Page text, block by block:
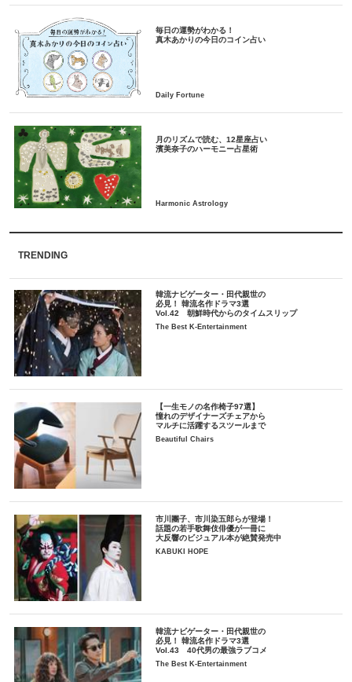
毎日の運勢がわかる！
月のリズムで読む、12星座占い
TRENDING
韓流ナビゲーター・田代親世の
必見！ 韓流名作ドラマ3選
Vol.42 朝鮮時代からのタイムスリップ
The Best K-Entertainment
【一生モノの名作椅子97選】
憧れのデザイナーズチェアから
マルチに活躍するスツールまで
Beautiful Chairs
市川團子、市川染五郎らが登場！
話題の若手歌舞伎俳優が一冊に
大反響のビジュアル本が絶賛発売中
KABUKI HOPE
韓流ナビゲーター・田代親世の
必見！ 韓流名作ドラマ3選
Vol.43 40代男の最強ラブコメ
The Best K-Entertainment